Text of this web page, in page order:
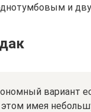
и
вариант
этом имея